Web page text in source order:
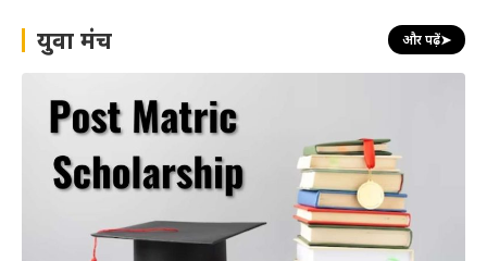
युवा मंच और पढ़ें➤